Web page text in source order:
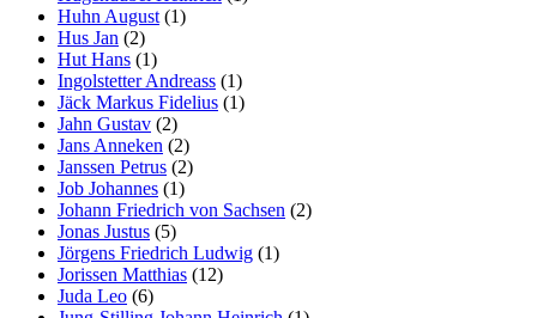
Huhn August (1)
Hus Jan (2)
Hut Hans (1)
Ingolstetter Andreass (1)
Jäck Markus Fidelius (1)
Jahn Gustav (2)
Jans Anneken (2)
Janssen Petrus (2)
Job Johannes (1)
Johann Friedrich von Sachsen (2)
Jonas Justus (5)
Jörgens Friedrich Ludwig (1)
Jorissen Matthias (12)
Juda Leo (6)